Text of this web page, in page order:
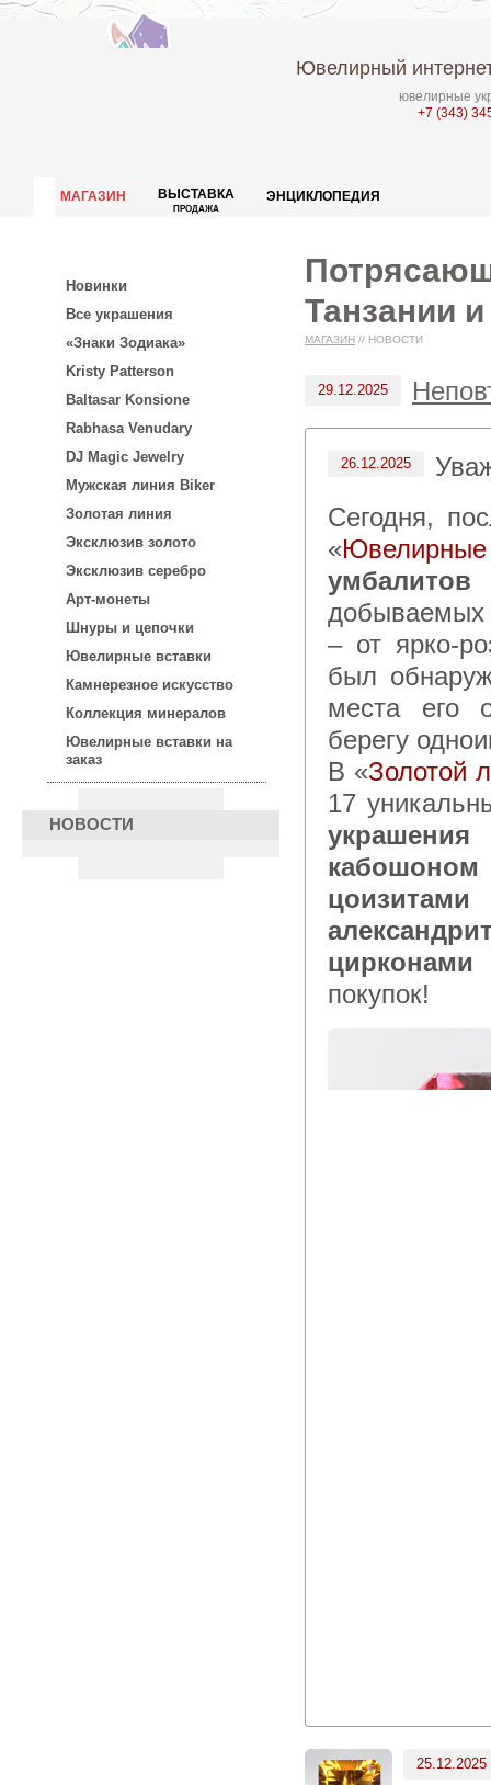
Ювелирный
ювелирные
+7 (343)
МАГАЗИН ВЫСТАВКА
ПРОДАЖА
ЭНЦИКЛОПЕДИЯ
Новинки
Все украшения
«Знаки Зодиака»
Kristy Patterson
Baltasar Konsione
Rabhasa Venudary
DJ Magic Jewelry
Мужская линия Biker
Золотая линия
Эксклюзив золото
Эксклюзив серебро
Арт-монеты
Шнуры и цепочки
Ювелирные вставки
Камнерезное искусство
Коллекция минералов
Ювелирные вставки на
заказ
НОВОСТИ
Танзании
МАГАЗИН // НОВОСТИ
29.12.2025
26.12.2025
Сегодня, после 15:00 по московскому времени в каталоге
«Ювелирные
добываемых
– от ярко-
был
места его
берегу
В «Золотой
17
покупок!
25.12.2025